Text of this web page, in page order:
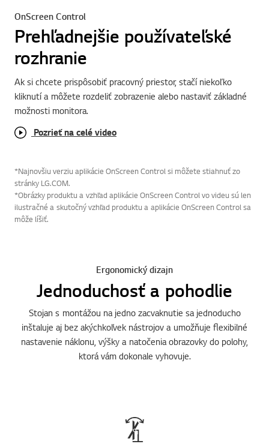
OnScreen Control
Prehľadnejšie používateľské
rozhranie
Ak si chcete prispôsobiť pracovný priestor, stačí niekoľko
kliknutí a môžete rozdeliť zobrazenie alebo nastaviť základné
možnosti monitora.
Pozrieť na celé video
*Najnovšiu verziu aplikácie OnScreen Control si môžete stiahnuť zo
stránky LG.COM.
*Obrázky produktu a vzhľad aplikácie OnScreen Control vo videu sú len
ilustračné a skutočný vzhľad produktu a aplikácie OnScreen Control sa
môže líšiť.
Ergonomický dizajn
Jednoduchosť a pohodlie
Stojan s montážou na jedno zacvaknutie sa jednoducho
inštaluje aj bez akýchkoľvek nástrojov a umožňuje flexibilné
nastavenie náklonu, výšky a natočenia obrazovky do polohy,
ktorá vám dokonale vyhovuje.